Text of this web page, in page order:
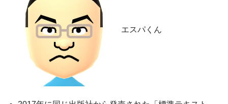
エスパくん